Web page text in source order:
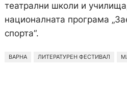
театрални школи и
националната програма
спорта“.
ВАРНА ЛИТЕРАТУРЕН ФЕСТИВАЛ